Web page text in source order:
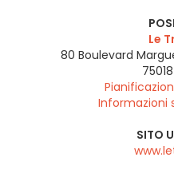
Le
80 Boulevard
75018
Informazioni
SITO